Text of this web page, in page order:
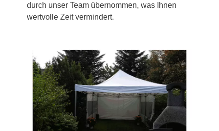
durch unser Team übernommen, was Ihnen
wertvolle Zeit vermindert.